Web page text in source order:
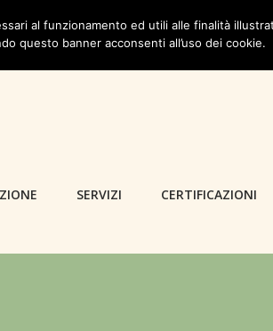
SERVIZI CERTIFICAZIONI
al funzionamento ed utili alle finalità
questo banner acconsenti all’uso dei cookie.